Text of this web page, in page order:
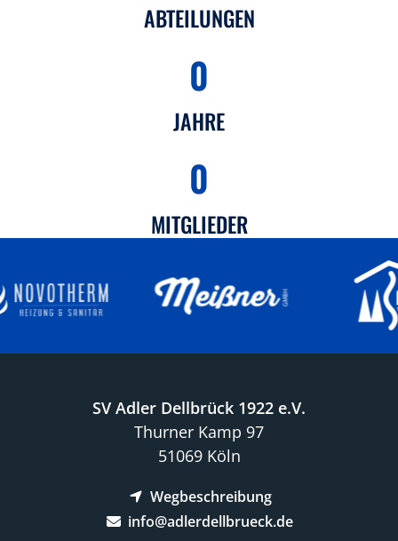
ABTEILUNGEN
0
JAHRE
0
MITGLIEDER
SV Adler Dellbrück 1922 e.V.
Thurner Kamp 97
51069 Köln
Wegbeschreibung
info@adlerdellbrueck.de